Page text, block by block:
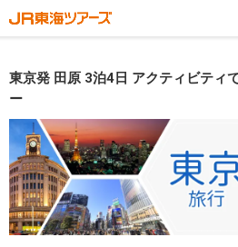
東京発 田原 3泊4日 アクティビティ
ー